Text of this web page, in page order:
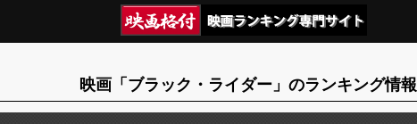
映画「ブラック・ライダー」のランキング情報